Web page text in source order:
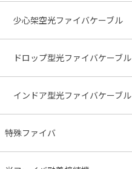
少心架空光ファイバケーブル
ドロップ型光ファイバケーブル
インドア型光ファイバケーブル
特殊ファイバ